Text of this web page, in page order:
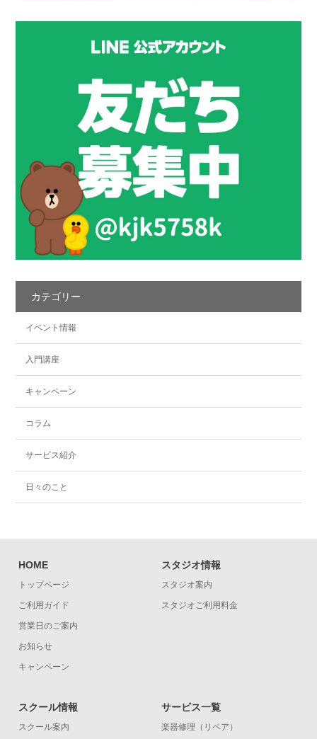
カテゴリー
イベント情報
入門講座
キャンペーン
コラム
サービス紹介
日々のこと
HOME
トップページ
ご利用ガイド
営業日のご案内
お知らせ
キャンペーン
スタジオ情報
スタジオ案内
スタジオご利用料金
スクール情報
スクール案内
サービス一覧
楽器修理（リペア）